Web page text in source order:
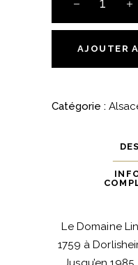
Riesling
Acérées"
AJOUTER
Catégorie :
Le Domaine
1759 à